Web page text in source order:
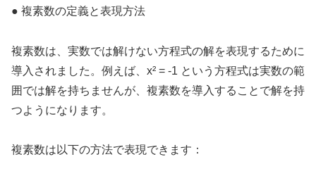
● 複素数の定義と表現方法
複素数は、実数では解けない方程式の解を表現するために
導入されました。例えば、x² = -1 という方程式は実数の範
囲では解を持ちませんが、複素数を導入することで解を持
つようになります。
複素数は以下の方法で表現できます：